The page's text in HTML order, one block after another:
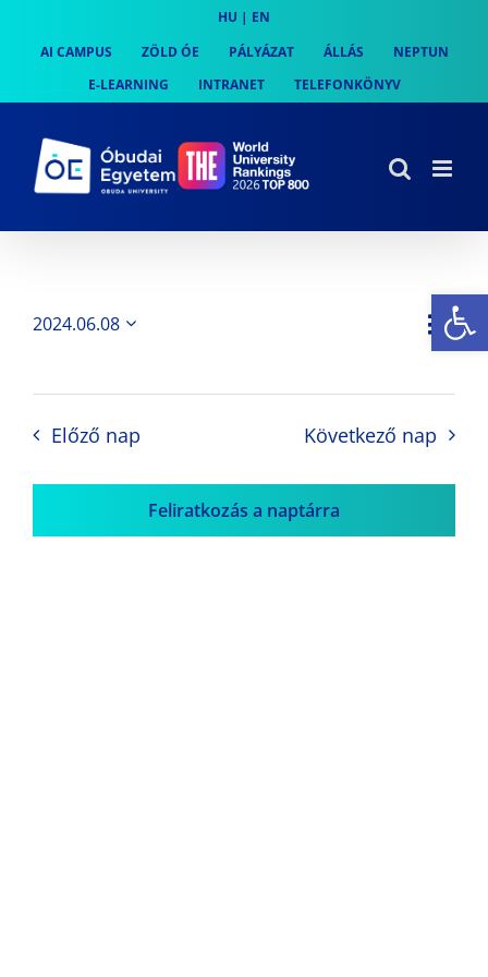
content
HU | EN
AI CAMPUS
ZÖLD ÓE PÁLYÁZAT ÁLLÁS
NEPTUN
E-LEARNING
INTRANET TELEFONKÖNYV
Nap
2024.06.08
Előző nap Következő nap
Feliratkozás a naptárra